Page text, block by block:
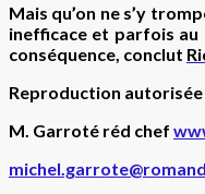
Mais qu’on ne s’y
inefficace et parfois au
conséquence, conclut
Reproduction autorisée
M. Garroté réd chef